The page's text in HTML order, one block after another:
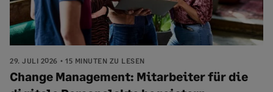
29. JULI 2026 15 MINUTEN ZU LESEN
Change Management: Mitarbeiter für die